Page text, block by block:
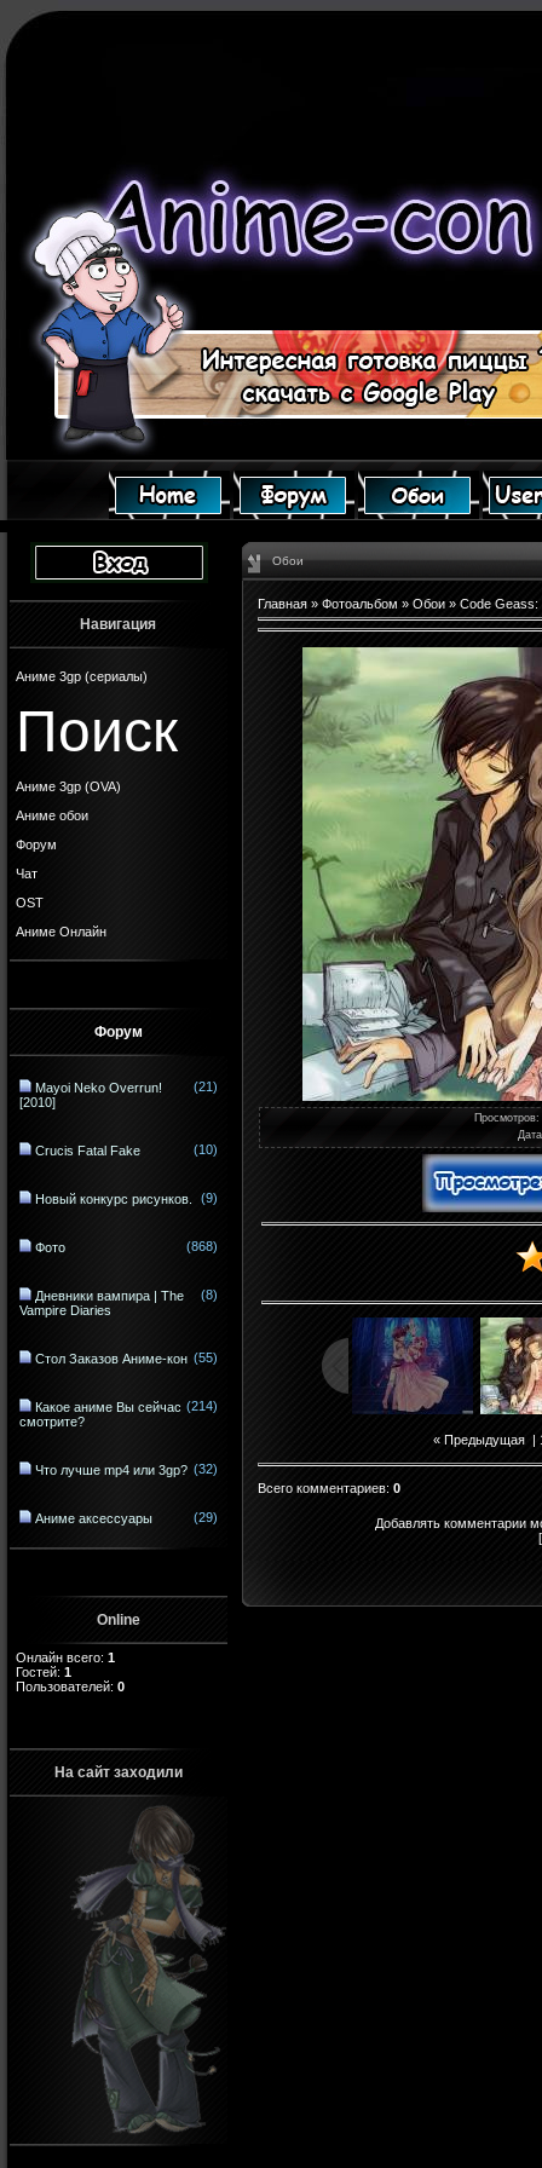
Навигация
Аниме 3gp (сериалы)
Поиск
Аниме 3gp (OVA)
Аниме обои
Форум
Чат
OST
Аниме Онлайн
Форум
Mayoi Neko Overrun!
[2010]
(21)
Crucis Fatal Fake (10)
Новый конкурс рисунков. (9)
Фото (868)
Дневники вампира | The
Vampire Diaries
(8)
Стол Заказов Аниме-кон (55)
Какое аниме Вы сейчас
смотрите?
(214)
Что лучше mp4 или 3gp? (32)
Аниме аксессуары (29)
Online
Онлайн всего: 1
Гостей: 1
Пользователей: 0
На сайт заходили
Обои
Главная » Фотоальбом » Обои » Code Geass:
Просмотров:
Дата
« Предыдущая |
Всего комментариев: 0
Добавлять комментарии